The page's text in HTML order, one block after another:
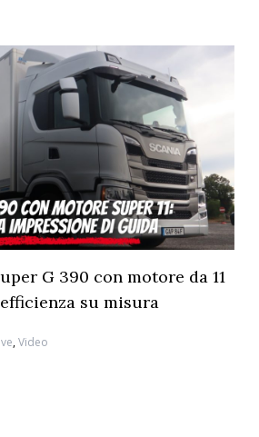
G 390 con motore da 11
su misura
,Video